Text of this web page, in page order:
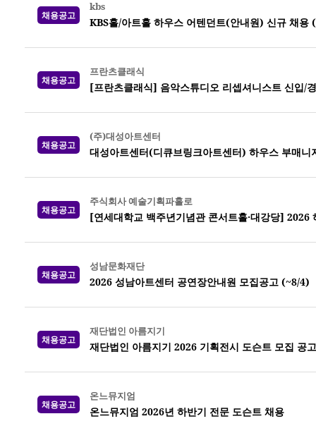
채용공고
kbs
KBS홀/아트홀 하우스 어텐던트(안내원) 신규 채용
채용공고
프란츠클래식
[프란츠클래식] 음악스튜디오 리셉셔니스트 신입/
채용공고
(주)대성아트센터
대성아트센터(디큐브링크아트센터) 하우스 부매니
채용공고
주식회사 예술기획파홀로
[연세대학교 백주년기념관 콘서트홀·대강당] 2026
채용공고
성남문화재단
2026 성남아트센터 공연장안내원 모집공고 (~8/4)
채용공고
재단법인 아름지기
재단법인 아름지기 2026 기획전시 도슨트 모집 공고
채용공고
온느뮤지엄
온느뮤지엄 2026년 하반기 전문 도슨트 채용